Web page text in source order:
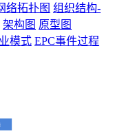
络拓扑图 组织结构-
架构图 原型图
模式 EPC事件过程